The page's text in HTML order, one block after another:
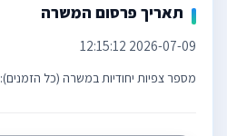
תאריך פרסום המשרה
2026-07-09 12:15:12
מספר צפיות יחודיות במשרה (כל הזמנים): 3